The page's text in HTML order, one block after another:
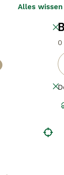
Alles wissen
0